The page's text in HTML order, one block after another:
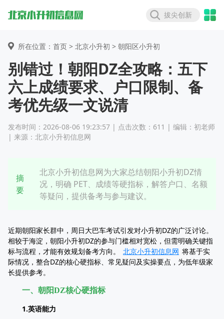
拔尖创新
所在位置：首页 > 北京小升初 > 朝阳区小升初
别错过！朝阳DZ全攻略：五下
六上成绩要求、户口限制、备
考优先级一文说清
发布时间：2026-08-06 19:23:57 | 点击次数：611 | 编辑：初老师
| 来源：北京小升初信息网
摘
要
北京小升初信息网为大家总结朝阳小升初DZ情
况，明确 PET、成绩等硬指标，解答户口、名额
等疑问，提供备考与参与建议。
近期朝阳家长群中，周日大巴车考试引发对小升初DZ的广泛讨论。
相较于海淀，朝阳小升初DZ的参与门槛相对宽松，但需明确关键指
标与流程，才能有效规划备考方向。
北京小升初信息网 将基于实
际情况，整合DZ的核心硬指标、常见疑问及实操要点，为低年级家
长提供参考。​
一、朝阳DZ核心硬指标​
1.英语能力​